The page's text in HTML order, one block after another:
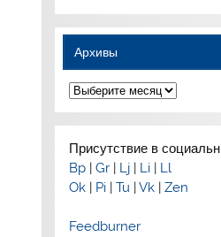
Архивы
Архивы
Присутствие в
Bp| Gr| Lj| Li| Ll
Ok| Pi| Tu | Vk| Zen
Feedburner